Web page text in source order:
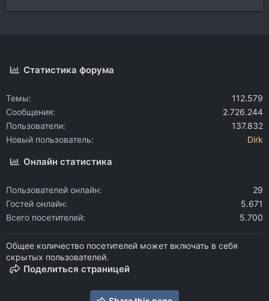
Статистика форума
Темы
112.579
Сообщения
2.726.244
Пользователи
137.832
Новый пользователь
Dirk
Онлайн статистика
Пользователей онлайн
29
Гостей онлайн
5.671
Всего посетителей
5.700
Общее количество посетителей может включать в себя
скрытых пользователей.
Поделиться страницей